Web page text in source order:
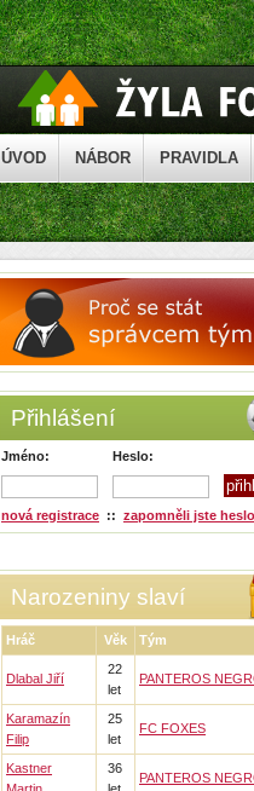
ÚVOD NÁBOR PRAVIDLA
Přihlášení
Jméno: Heslo:
nová registrace :: zapomněli jste
Narozeniny slaví
Hráč Věk Tým
Dlabal Jiří
22
let
PANTEROS
Karamazín
Filip
25
let
FC FOXES
Kastner
36
PANTEROS